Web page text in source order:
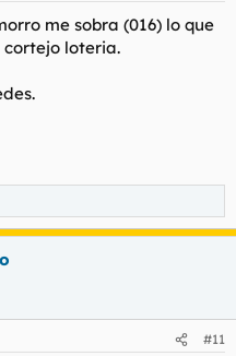
me sobra (016) lo que
cortejo loteria.
#11